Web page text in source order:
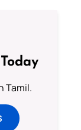
Tamil.